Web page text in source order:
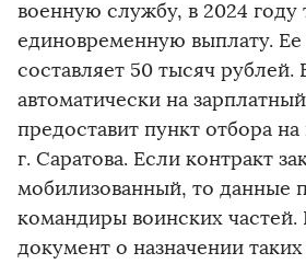
военную службу, в 2024 году
единовременную выплату. Ее
составляет 50 тысяч рублей.
автоматически на
предоставит пункт отбора
г. Саратова. Если контракт
мобилизованный, то данные
командиры воинских
документ о назначении